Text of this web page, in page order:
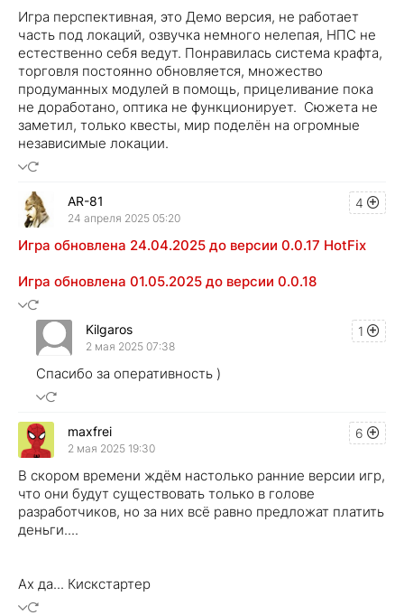
Игра перспективная, это Демо версия, не работает
часть под локаций, озвучка немного нелепая, НПС не
естественно себя ведут. Понравилась система крафта,
торговля постоянно обновляется, множество
продуманных модулей в помощь, прицеливание пока
не доработано, оптика не функционирует. Сюжета не
заметил, только квесты, мир поделён на огромные
независимые локации.
4
AR-81
24 апреля 2025 05:20
Игра обновлена 24.04.2025 до версии 0.0.17 HotFix
Игра обновлена 01.05.2025 до версии 0.0.18
1
Kilgaros
2 мая 2025 07:38
Спасибо за оперативность )
6
maxfrei
2 мая 2025 19:30
В скором времени ждём настолько ранние версии игр,
что они будут существовать только в голове
разработчиков, но за них всё равно предложат платить
деньги....
Ах да... Кискстартер